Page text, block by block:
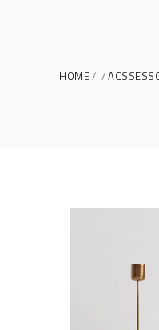
HOME